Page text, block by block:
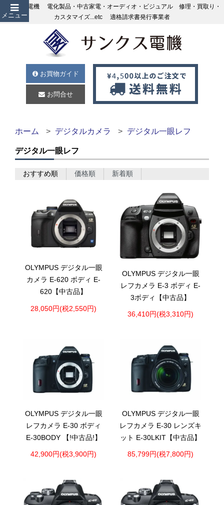
メニュー
サンクス電機 電化製品・中古家電・オーディオ・ビジュアル 修理・買取り・
カスタマイズ...etc 適格請求書発行事業者
お買物ガイド
お問合せ
ホーム デジタルカメラ デジタル一眼レフ
デジタル一眼レフ
おすすめ順 価格順 新着順
OLYMPUS デジタル一眼
カメラ E-620 ボディ E-
620【中古品】
28,050円(税2,550円)
OLYMPUS デジタル一眼
レフカメラ E-3 ボディ E-
3ボディ【中古品】
36,410円(税3,310円)
OLYMPUS デジタル一眼
レフカメラ E-30 ボディ
E-30BODY 【!中古品!】
42,900円(税3,900円)
OLYMPUS デジタル一眼
レフカメラ E-30 レンズキ
ット E-30LKIT【中古品】
85,799円(税7,800円)